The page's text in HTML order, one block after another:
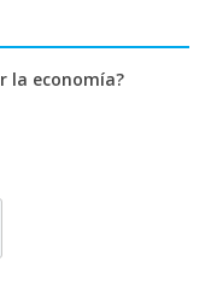
la economía?